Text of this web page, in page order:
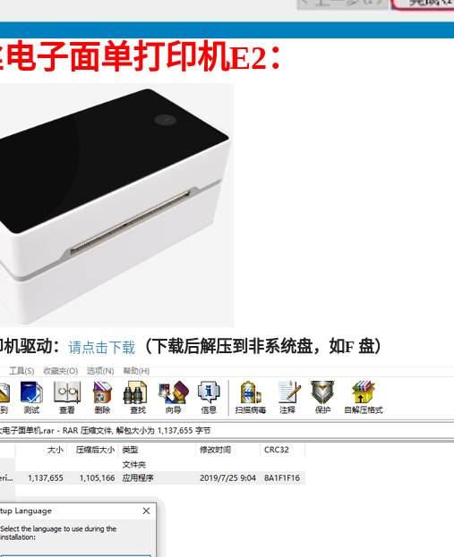
子面单打印机E2：
驱动： 请点击下载 （下载后解压到非系统盘，如F 盘）